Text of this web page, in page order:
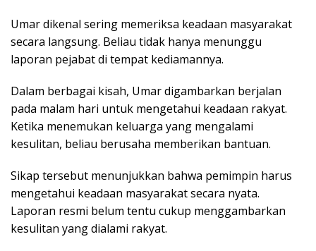
Umar dikenal sering memeriksa keadaan masyarakat
secara langsung. Beliau tidak hanya menunggu
laporan pejabat di tempat kediamannya.
Dalam berbagai kisah, Umar digambarkan berjalan
pada malam hari untuk mengetahui keadaan rakyat.
Ketika menemukan keluarga yang mengalami
kesulitan, beliau berusaha memberikan bantuan.
Sikap tersebut menunjukkan bahwa pemimpin harus
mengetahui keadaan masyarakat secara nyata.
Laporan resmi belum tentu cukup menggambarkan
kesulitan yang dialami rakyat.